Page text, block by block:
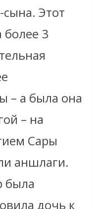
Этот
более 3
– а была она
– на
Сары
аншлаги.
была
дочь к